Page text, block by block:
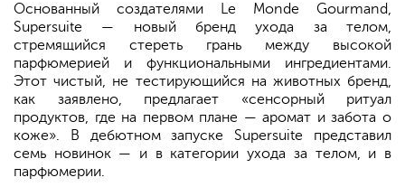
Основанный создателями Le Monde Gourmand,
Supersuite — новый бренд ухода за телом,
стремящийся стереть грань между высокой
парфюмерией и функциональными ингредиентами.
Этот чистый, не тестирующийся на животных бренд,
как заявлено, предлагает «сенсорный ритуал
продуктов, где на первом плане — аромат и забота о
коже». В дебютном запуске Supersuite представил
семь новинок — и в категории ухода за телом, и в
парфюмерии.